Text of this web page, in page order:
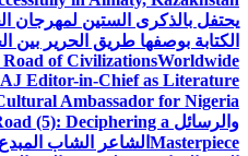
يحتفل بالذكرى الستين لمهرجان
الكتابة بوصفها طريق الحرير بين
of CivilizationsWorldwide
Editor-in-Chief as Literature
Ambassador for Nigeria
والرسائل (5): Deciphering a
Masterpiece الشاعر الشاب